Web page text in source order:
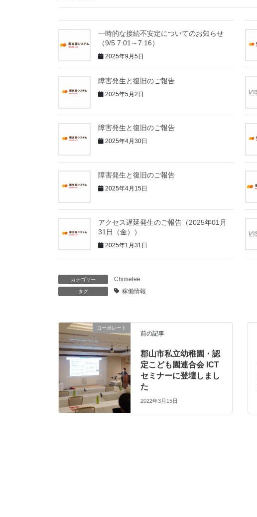
一時的な接続不安定についてのお知らせ
（9/5 7:01～7:16）
2025年9月5日
障害発生と復旧のご報告
2025年5月2日
障害発生と復旧のご報告
2025年4月30日
障害発生と復旧のご報告
2025年4月15日
アクセス遅延発生のご報告（2025年01月
31日（金））
2025年1月31日
カテゴリー Chimelee
タグ 稼働情報
コーポレート
前の記事
郡山市私立幼稚園・認
定こども園連合会 ICT
セミナーに登壇しまし
た
2022年3月15日